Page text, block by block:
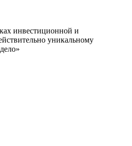
инвестиционной и
уникальному